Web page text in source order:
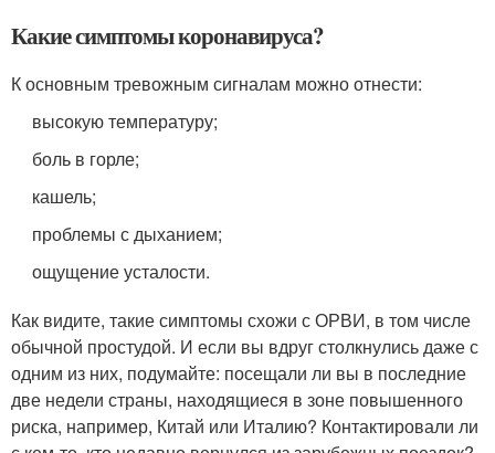
Какие симптомы коронавируса?
К основным тревожным сигналам можно отнести:
высокую температуру;
боль в горле;
кашель;
проблемы с дыханием;
ощущение усталости.
Как видите, такие симптомы схожи с ОРВИ, в том числе
обычной простудой. И если вы вдруг столкнулись даже с
одним из них, подумайте: посещали ли вы в последние
две недели страны, находящиеся в зоне повышенного
риска, например, Китай или Италию? Контактировали ли